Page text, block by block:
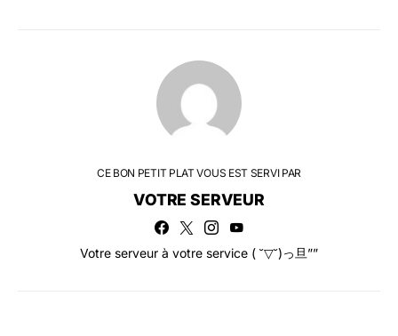
CE BON PETIT PLAT VOUS EST SERVI PAR
VOTRE SERVEUR
Votre serveur à votre service ( ˘▽˘)っ旦””